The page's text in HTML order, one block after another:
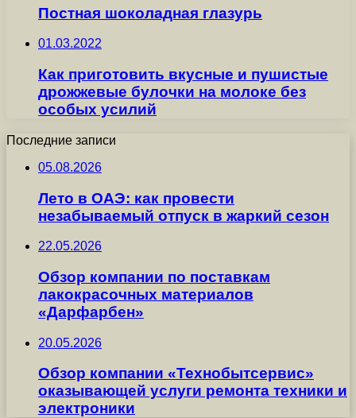
Постная шоколадная глазурь
01.03.2022
Как приготовить вкусные и пушистые
дрожжевые булочки на молоке без
особых усилий
Последние записи
05.08.2026
Лето в ОАЭ: как провести
незабываемый отпуск в жаркий сезон
22.05.2026
Обзор компании по поставкам
лакокрасочных материалов
«Дарфарбен»
20.05.2026
Обзор компании «Технобытсервис»
оказывающей услуги ремонта техники и
электроники